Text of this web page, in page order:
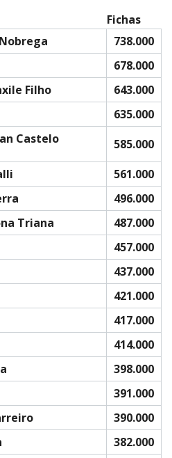
Fichas
738.000
678.000
Filho
643.000
635.000
Castelo
585.000
561.000
496.000
Triana
487.000
457.000
437.000
421.000
417.000
414.000
398.000
391.000
390.000
382.000